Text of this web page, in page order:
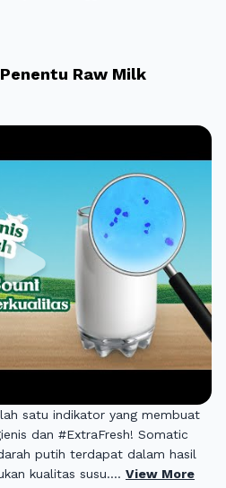
Raw Milk
satu indikator yang membuat
dan #ExtraFresh! Somatic
putih terdapat dalam hasil
kualitas susu.... View More